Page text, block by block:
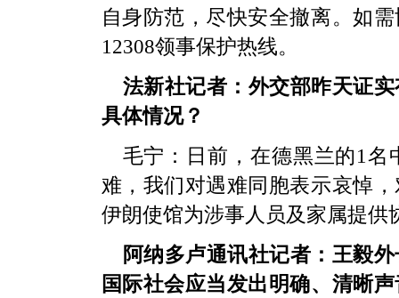
自身防范，尽快安全撤离。如
12308领事保护热线。
法新社记者：外交部昨天证
具体情况？
毛宁：日前，在德黑兰的1
难，我们对遇难同胞表示哀悼
伊朗使馆为涉事人员及家属提供
阿纳多卢通讯社记者：王毅
国际社会应当发出明确、清晰